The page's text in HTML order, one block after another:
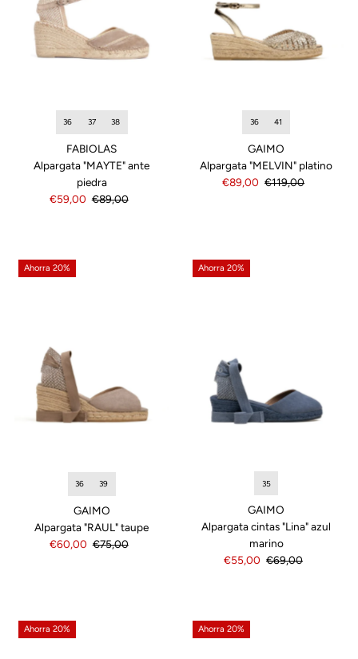
36 37 38
FABIOLAS
Alpargata "MAYTE" ante
piedra
Precio
€59,00 Precio
€89,00
36 41
GAIMO
Alpargata "MELVIN" platino
Precio
€89,00 Precio
€119,00
Ahorra 20%
36 39
GAIMO
Alpargata "RAUL" taupe
Precio
€60,00 Precio
€75,00
Ahorra 20%
35
GAIMO
Alpargata cintas "Lina" azul
marino
Precio
€55,00 Precio
€69,00
Ahorra 20% Ahorra 20%